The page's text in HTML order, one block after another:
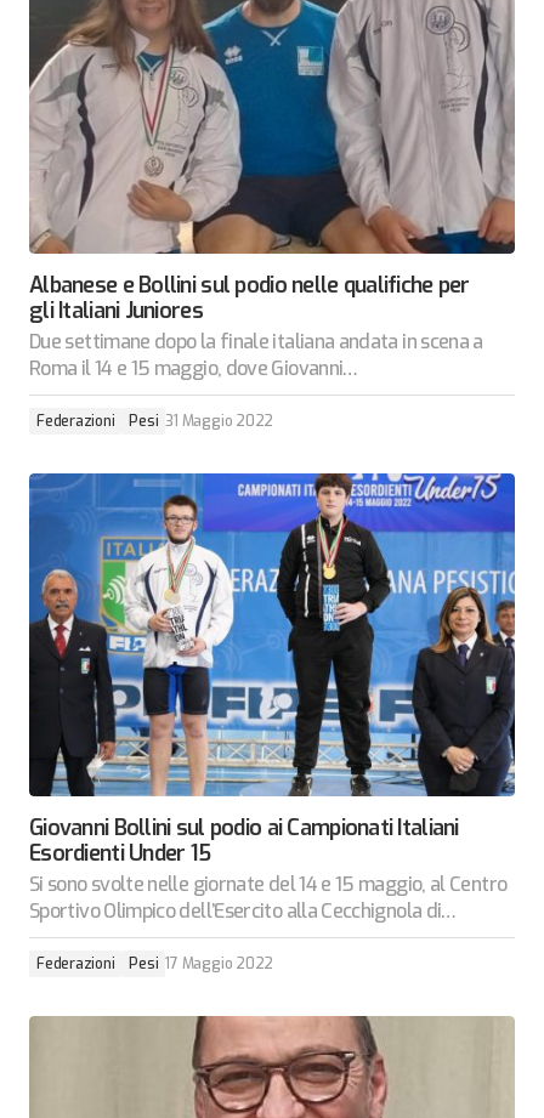
Albanese e Bollini sul podio nelle qualifiche per
gli Italiani Juniores
Due settimane dopo la finale italiana andata in scena a
Roma il 14 e 15 maggio, dove Giovanni…
Federazioni Pesi 31 Maggio 2022
Giovanni Bollini sul podio ai Campionati Italiani
Esordienti Under 15
Si sono svolte nelle giornate del 14 e 15 maggio, al Centro
Sportivo Olimpico dell’Esercito alla Cecchignola di…
Federazioni Pesi 17 Maggio 2022